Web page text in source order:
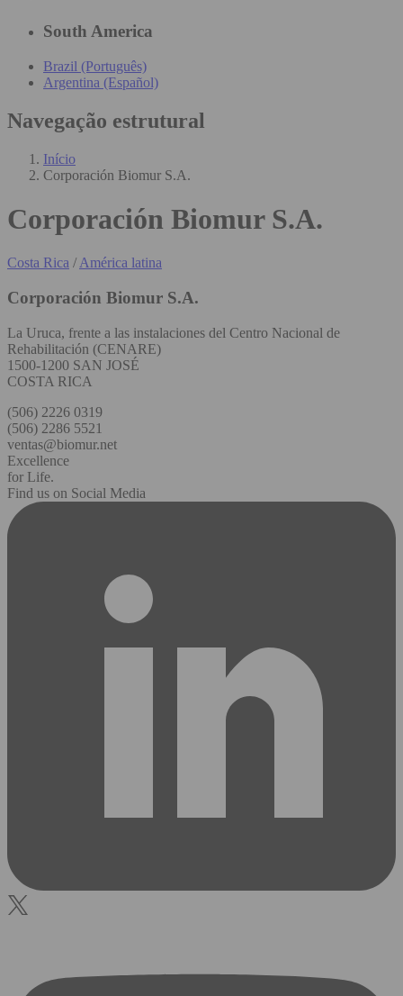
South America
Brazil (Português)
Argentina (Español)
Navegação estrutural
Início
Corporación Biomur S.A.
Corporación Biomur S.A.
Costa Rica /América latina
Corporación Biomur S.A.
La Uruca, frente a las instalaciones del Centro Nacional de
Rehabilitación (CENARE)
1500-1200 SAN JOSÉ
COSTA RICA
(506) 2226 0319
(506) 2286 5521
ventas@biomur.net
Excellence
for Life.
Find us on Social Media